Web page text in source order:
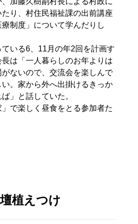
り、村住民福祉課の出前講座
制度」について学んだりし
いる6、11月の年2回を計画す
は「一人暮らしのお年よりは
ないので、交流会を楽しんで
い。家から外へ出掛けるきっか
」と話していた。
」で楽しく昼食をとる参加者た
植えつけ